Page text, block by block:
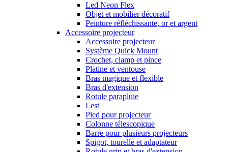
Led Neon Flex
Objet et mobilier décoratif
Peinture réfléchissante, or et argent
Accessoire projecteur
Accessoire projecteur
Système Quick Mount
Crochet, clamp et pince
Platine et ventouse
Bras magique et flexible
Bras d'extension
Rotule parapluie
Lest
Pied pour projecteur
Colonne télescopique
Barre pour plusieurs projecteurs
Spigot, tourelle et adaptateur